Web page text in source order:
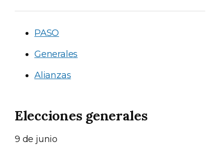
PASO
Generales
Alianzas
Elecciones generales
9 de junio